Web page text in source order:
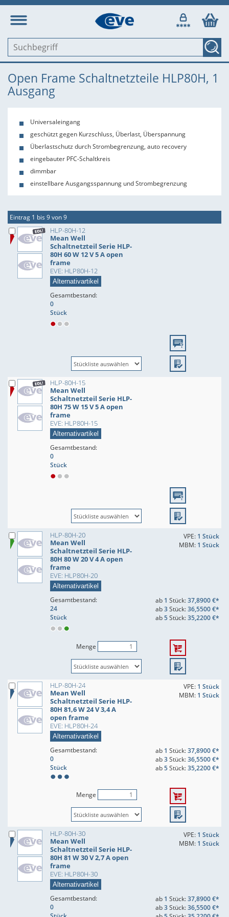
Open Frame Schaltnetzteile HLP80H, 1
Ausgang
Universaleingang
geschützt gegen Kurzschluss, Überlast, Überspannung
Überlastschutz durch Strombegrenzung, auto recovery
eingebauter PFC-Schaltkreis
dimmbar
einstellbare Ausgangsspannung und Strombegrenzung
Eintrag 1 bis 9 von 9
HLP-80H-12
Mean Well
Schaltnetzteil Serie HLP-
80H 60 W 12 V 5 A open
frame
EVE: HLP80H-12
Alternativartikel
Gesamtbestand:
0
Stück
HLP-80H-15
Mean Well
Schaltnetzteil Serie HLP-
80H 75 W 15 V 5 A open
frame
EVE: HLP80H-15
Alternativartikel
Gesamtbestand:
0
Stück
HLP-80H-20
Mean Well
Schaltnetzteil Serie HLP-
80H 80 W 20 V 4 A open
frame
EVE: HLP80H-20
Alternativartikel
VPE: 1 Stück
MBM: 1 Stück
Gesamtbestand:
24
Stück
ab 1 Stück:37,8900 €*
ab3Stück:36,5500 €*
ab5Stück:35,2200 €*
Menge
HLP-80H-24
Mean Well
Schaltnetzteil Serie HLP-
80H 81,6 W 24 V 3,4 A
open frame
EVE: HLP80H-24
Alternativartikel
VPE: 1 Stück
MBM: 1 Stück
Gesamtbestand:
0
Stück
ab 1 Stück:37,8900 €*
ab3Stück:36,5500 €*
ab5Stück:35,2200 €*
Menge
HLP-80H-30
Mean Well
Schaltnetzteil Serie HLP-
80H 81 W 30 V 2,7 A open
frame
EVE: HLP80H-30
Alternativartikel
VPE: 1 Stück
MBM: 1 Stück
Gesamtbestand:
0
ab 1 Stück:37,8900 €*
ab3Stück:36,5500 €*